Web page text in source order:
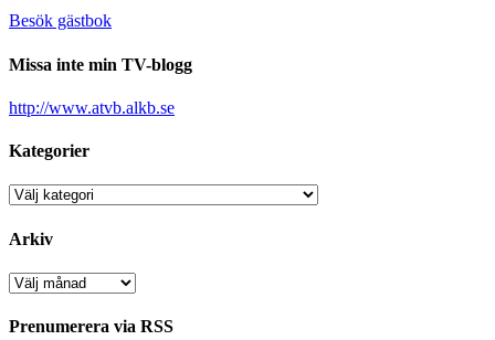
Besök gästbok
Missa inte min TV-blogg
http://www.atvb.alkb.se
Kategorier
Kategorier
Arkiv
Arkiv
Prenumerera via RSS